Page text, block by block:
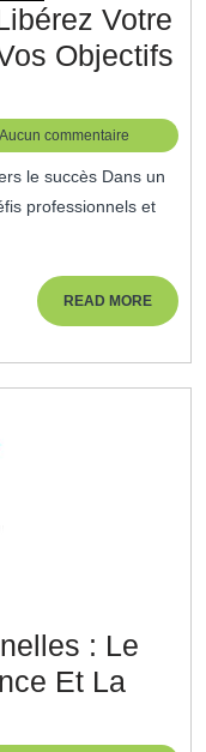
Des
Ressources
Votre
Objectifs
Aucun commentaire
professionnels et
READ MOREREAD
MORE
: Le
Et La